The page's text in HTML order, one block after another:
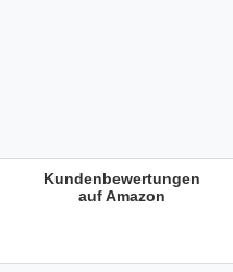
Kundenbewertungen
auf Amazon